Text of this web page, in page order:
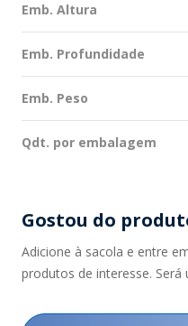
Emb. Altura
Emb. Profundidade
Emb. Peso
Qdt. por embalagem
Gostou do
Adicione à sacola e entre
produtos de interesse. Será